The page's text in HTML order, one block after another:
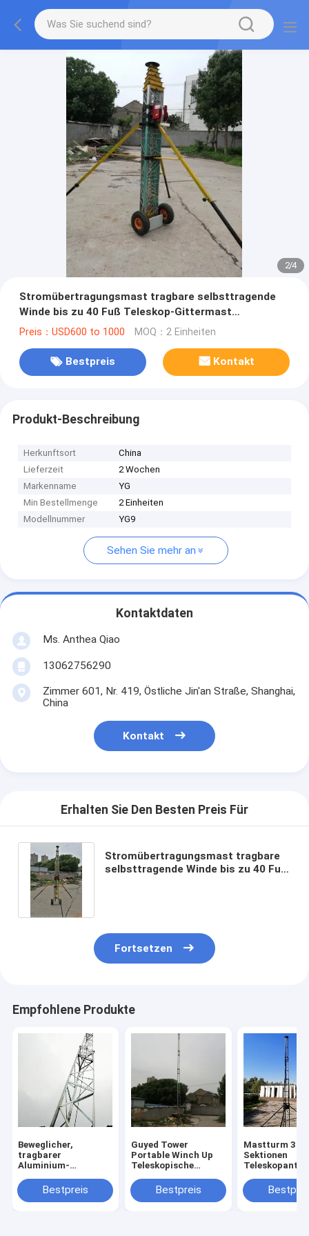
2/4
Stromübertragungsmast tragbare selbsttragende
Winde bis zu 40 Fuß Teleskop-Gittermast
Aluminium-Gittermast
Preis：USD600 to 1000 MOQ：2 Einheiten
Bestpreis Kontakt
Produkt-Beschreibung
Herkunftsort
China
Lieferzeit
2 Wochen
Markenname
YG
Min Bestellmenge
2 Einheiten
Modellnummer
YG9
Sehen Sie mehr an
Kontaktdaten
Ms. Anthea Qiao
13062756290
Zimmer 601, Nr. 419, Östliche Jin'an Straße, Shanghai,
China
Kontakt
Erhalten Sie Den Besten Preis Für
Stromübertragungsmast tragbare
selbsttragende Winde bis zu 40 Fuß
Fortsetzen
Empfohlene Produkte
Beweglicher,
tragbarer
Aluminium-
Fachwerkturm, 30
erweiterbare Höhe
Bestpreis
Guyed Tower
Portable Winch Up
Teleskopische
Außenantenne Turm
60ft
Bestpreis
Mastturm
Sektionen